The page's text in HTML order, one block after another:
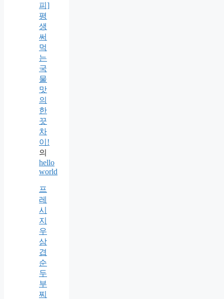
피]
평
생
써
먹
는
국
물
맛
의
한
끗
차
이!
의
hello
world
프
레
시
지
우
삼
겹
순
두
부
찌